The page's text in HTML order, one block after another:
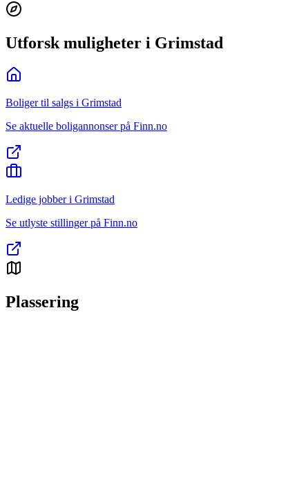
Utforsk muligheter i Grimstad
Boliger til salgs i Grimstad
Se aktuelle boligannonser på Finn.no
Ledige jobber i Grimstad
Se utlyste stillinger på Finn.no
Plassering